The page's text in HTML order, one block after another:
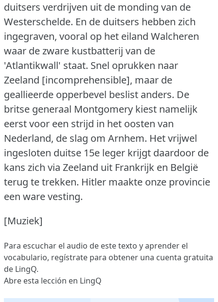
duitsers verdrijven uit de monding van de
Westerschelde. En de duitsers hebben zich
ingegraven, vooral op het eiland Walcheren
waar de zware kustbatterij van de
'Atlantikwall' staat. Snel oprukken naar
Zeeland [incomprehensible], maar de
geallieerde opperbevel beslist anders. De
britse generaal Montgomery kiest namelijk
eerst voor een strijd in het oosten van
Nederland, de slag om Arnhem. Het vrijwel
ingesloten duitse 15e leger krijgt daardoor de
kans zich via Zeeland uit Frankrijk en België
terug te trekken. Hitler maakte onze provincie
een ware vesting.
[Muziek]
Para escuchar el audio de este texto y aprender el
vocabulario, regístrate para obtener una cuenta gratuita
de LingQ.
Abre esta lección en LingQ